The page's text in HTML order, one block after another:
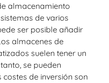
almacenamiento
de varios
ser posible añadir
almacenes de
suelen tener un
se pueden
de inversión son